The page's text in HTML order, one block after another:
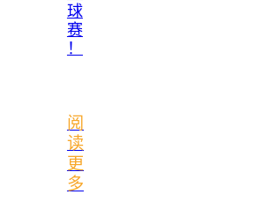
球
赛
！
阅
读
更
多